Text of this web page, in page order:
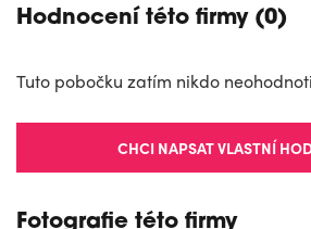
Hodnocení této firmy (0)
Tuto pobočku zatím nikdo
CHCI NAPSAT VLASTNÍ
Fotografie této firmy